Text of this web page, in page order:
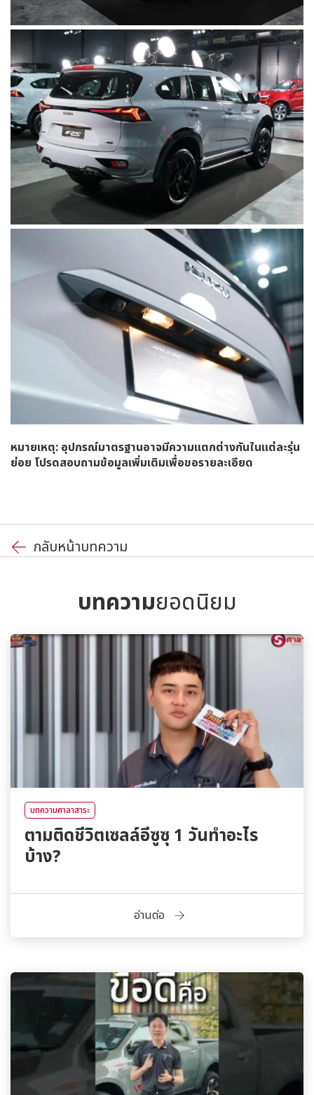
หมายเหตุ: อุปกรณ์มาตรฐานอาจมีความแตกต่างกันในแต่ละรุ่น
ย่อย โปรดสอบถามข้อมูลเพิ่มเติมเพื่อขอรายละเอียด
กลับหน้าบทความ
บทความยอดนิยม
บทความศาลาสาระ
ตามติดชีวิตเซลล์อีซูซุ 1 วันทำอะไร
บ้าง?
อ่านต่อ